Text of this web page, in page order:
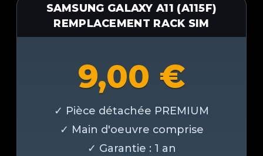
SAMSUNG GALAXY A11 (A115F)
REMPLACEMENT RACK SIM
9,00 €